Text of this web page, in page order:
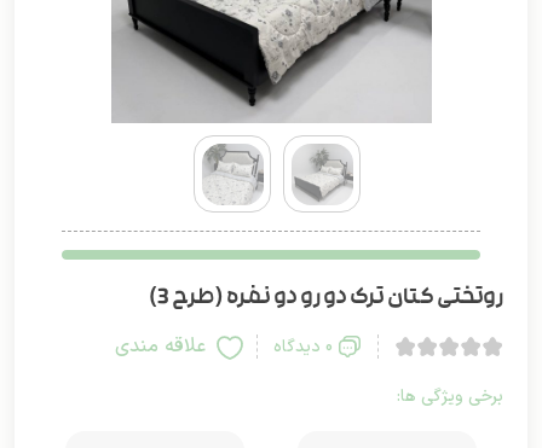
روتختی کتان ترک دو رو دو نفره (طرح 3)
0 دیدگاه علاقه مندی
برخی ویژگی ها: